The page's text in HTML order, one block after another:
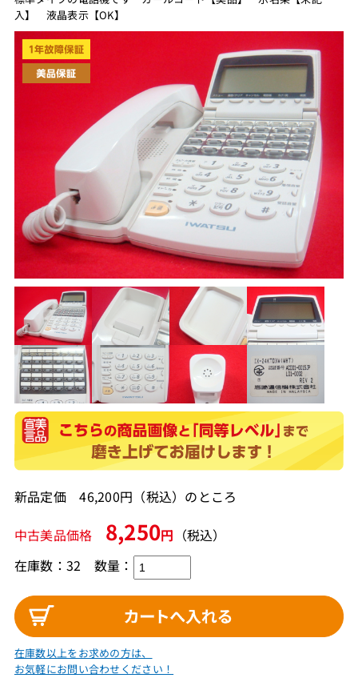
入】 液晶表示【OK】
新品定価 46,200円（税込）のところ
中古美品価格 8,250円 （税込）
在庫数：32 数量：
在庫数以上をお求めの方は、
お気軽にお問い合わせください！